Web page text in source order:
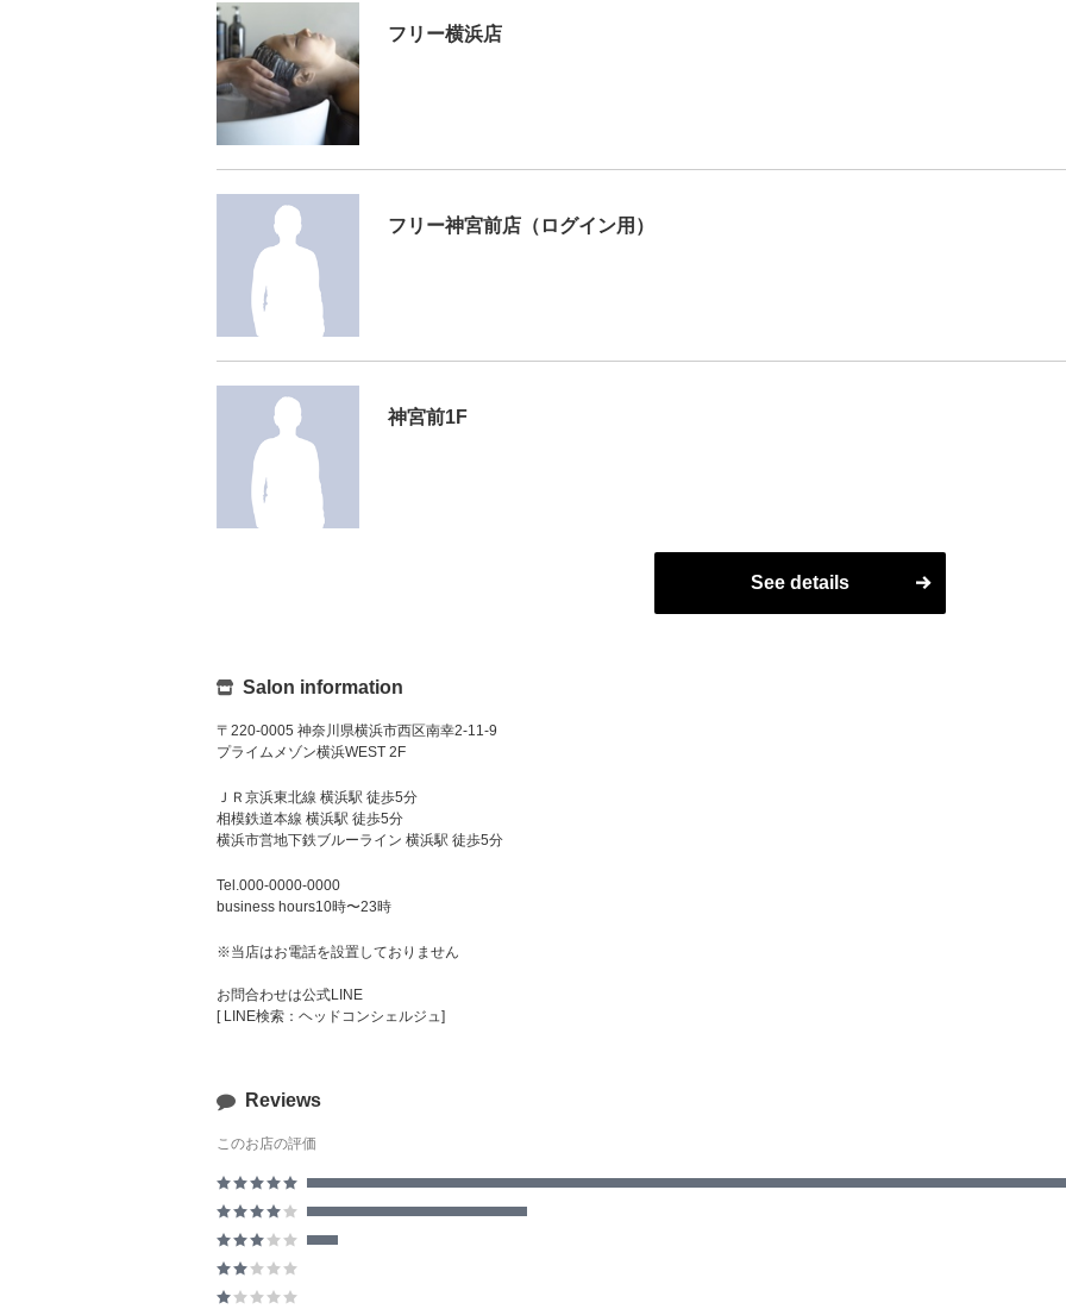
フリー横浜店
フリー神宮前店（ログイン用）
神宮前1F
See details
Salon information
〒220-0005 神奈川県横浜市西区南幸2-11-9
プライムメゾン横浜WEST 2F
ＪＲ京浜東北線 横浜駅 徒歩5分
相模鉄道本線 横浜駅 徒歩5分
横浜市営地下鉄ブルーライン 横浜駅 徒歩5分
Tel.000-0000-0000
business hours10時〜23時
※当店はお電話を設置しておりません
お問合わせは公式LINE
[ LINE検索：ヘッドコンシェルジュ]
Reviews
このお店の評価